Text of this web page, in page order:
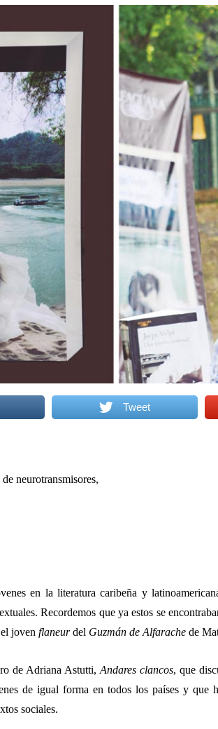
Tweet
neurotransmisores,
en la literatura caribeña y
Recordemos que ya estos se
joven flaneurdel Guzmán de Alfarache de
de Adriana Astutti, Andares clancos, que
de igual forma en todos los países y que
sociales.